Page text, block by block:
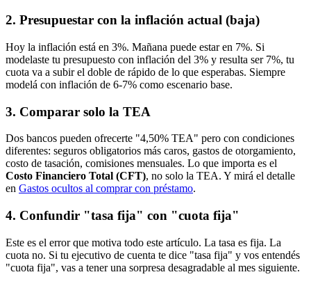
2. Presupuestar con la inflación actual (baja)
Hoy la inflación está en 3%. Mañana puede estar en 7%. Si
modelaste tu presupuesto con inflación del 3% y resulta ser 7%, tu
cuota va a subir el doble de rápido de lo que esperabas. Siempre
modelá con inflación de 6-7% como escenario base.
3. Comparar solo la TEA
Dos bancos pueden ofrecerte "4,50% TEA" pero con condiciones
diferentes: seguros obligatorios más caros, gastos de otorgamiento,
costo de tasación, comisiones mensuales. Lo que importa es el
Costo Financiero Total (CFT), no solo la TEA. Y mirá el detalle
en Gastos ocultos al comprar con préstamo.
4. Confundir "tasa fija" con "cuota fija"
Este es el error que motiva todo este artículo. La tasa es fija. La
cuota no. Si tu ejecutivo de cuenta te dice "tasa fija" y vos entendés
"cuota fija", vas a tener una sorpresa desagradable al mes siguiente.